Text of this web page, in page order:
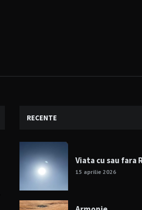
RECENTE
Viata cu sau fara
15 aprilie 2026